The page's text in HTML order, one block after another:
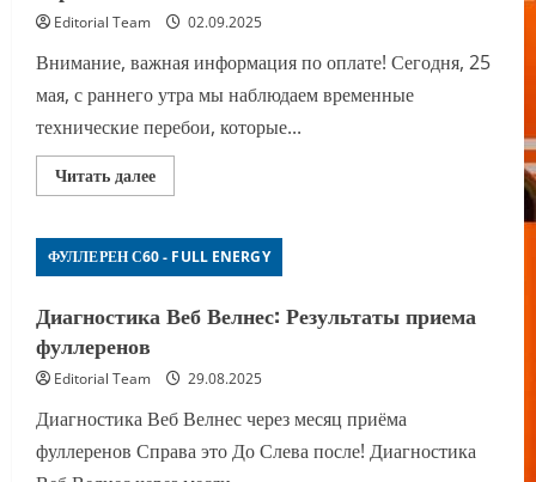
Editorial Team 02.09.2025
Внимание, важная информация по оплате! Сегодня, 25
мая, с раннего утра мы наблюдаем временные
технические перебои, которые...
Читать далееПрочитать
больше
проблемы
с
оплатой
картой
ФУЛЛЕРЕН С60 - FULL ENERGY
Диагностика Веб Велнес: Результаты приема
фуллеренов
Editorial Team 29.08.2025
Диагностика Веб Велнес через месяц приёма
фуллеренов Справа это До Слева после! Диагностика